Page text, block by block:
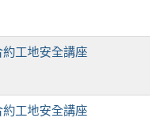
約工地安全講座
約工地安全講座